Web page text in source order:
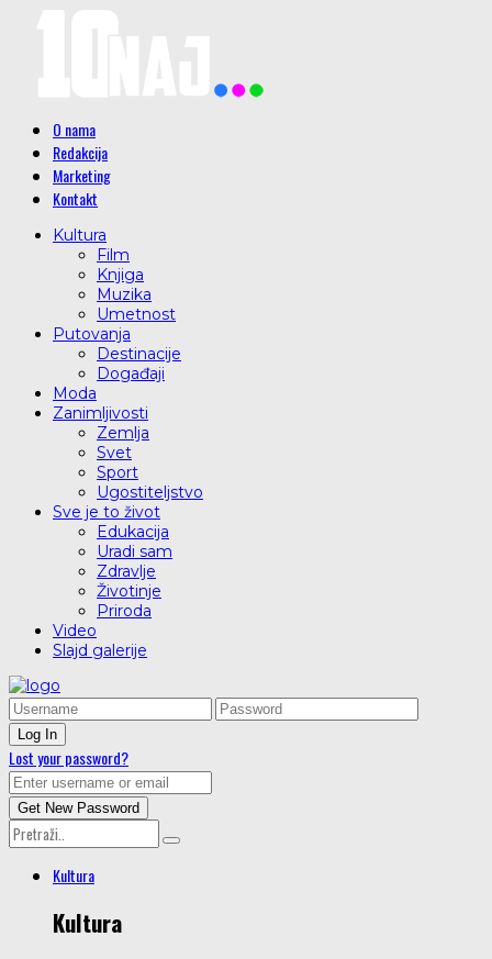
O nama
Redakcija
Marketing
Kontakt
Kultura
Film
Knjiga
Muzika
Umetnost
Putovanja
Destinacije
Događaji
Moda
Zanimljivosti
Zemlja
Svet
Sport
Ugostiteljstvo
Sve je to život
Edukacija
Uradi sam
Zdravlje
Životinje
Priroda
Video
Slajd galerije
Lost your password?
Kultura
Kultura